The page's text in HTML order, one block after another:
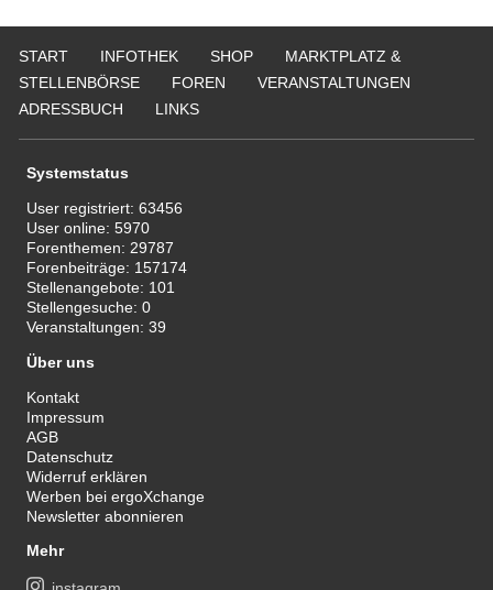
START INFOTHEK SHOP
MARKTPLATZ &
STELLENBÖRSE
FOREN
VERANSTALTUNGEN
ADRESSBUCH
LINKS
Systemstatus
User registriert:63456
User online:5970
Forenthemen: 29787
Forenbeiträge: 157174
Stellenangebote: 101
Stellengesuche:0
Veranstaltungen:39
Über uns
Kontakt
Impressum
AGB
Datenschutz
Widerruf erklären
Werben bei ergoXchange
Newsletter abonnieren
Mehr